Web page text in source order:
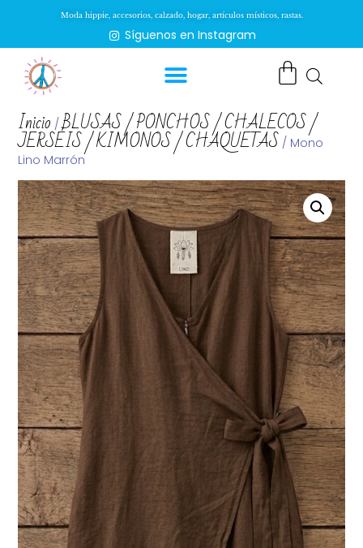
Moda hippie, accesorios, calzado, hogar, artículos místicos, rastas.
Síguenos en Instagram
Inicio /BLUSAS / PONCHOS / CHALECOS /
JERSÉIS / KIMONOS / CHAQUETAS / Mono
Lino Marrón